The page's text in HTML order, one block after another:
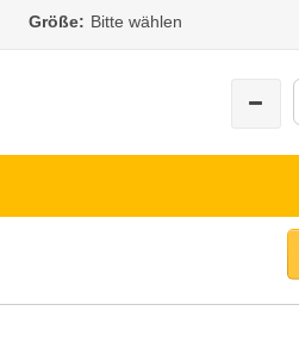
Größe: Bitte wählen